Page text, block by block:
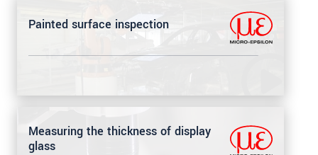
Painted surface inspection
Measuring the thickness of display
glass